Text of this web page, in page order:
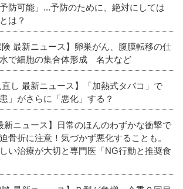
防可能」...予防のために、絶対にしては
は？
険 最新ニュース】卵巣がん、腹膜転移の仕
で細胞の集合体形成 名大など
直し 最新ニュース】「加熱式タバコ」で
」がさらに「悪化」する？
新ニュース】日常のほんのわずかな衝撃で
骨折に注意！気づかず悪化することも。
い治療が大切と専門医「NG行動と推奨食